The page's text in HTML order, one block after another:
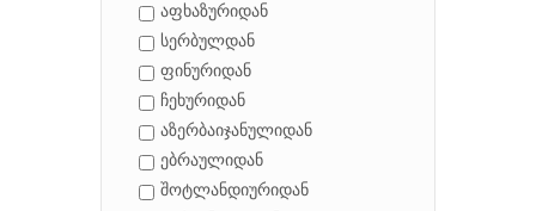
აფხაზურიდან
სერბულდან
ფინურიდან
ჩეხურიდან
აზერბაიჯანულიდან
ებრაულიდან
შოტლანდიურიდან